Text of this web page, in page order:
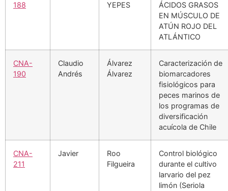
188
YEPES
ÁCIDOS GRASOS
EN MÚSCULO DE
ATÚN ROJO DEL
ATLÁNTICO
CNA-
190
Claudio
Andrés
Álvarez
Álvarez
Caracterización de
biomarcadores
fisiológicos para
peces marinos de
los programas de
diversificación
acuícola de Chile
CNA-
211
Javier
Roo
Filgueira
Control biológico
durante el cultivo
larvario del pez
limón (Seriola